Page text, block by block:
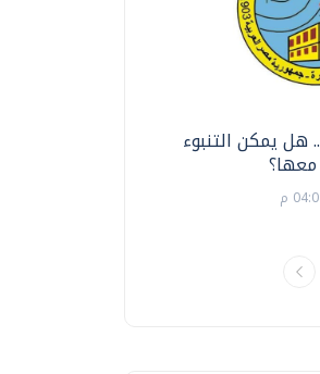
يمكن التنبوء
معها؟